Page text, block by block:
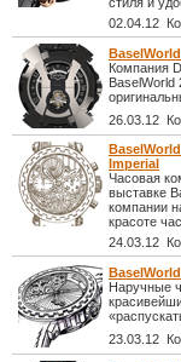
02.04.12
Компания
BaselWorld
26.03.12
Imperial
Часовая
выставке
компании
красоте
24.03.12
Наручные
23.03.12